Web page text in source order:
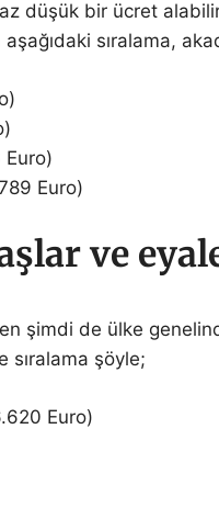
düşük bir ücret
aşağıdaki sıralama,
Euro)
ve
şimdi de ülke
sıralama şöyle;
Euro)